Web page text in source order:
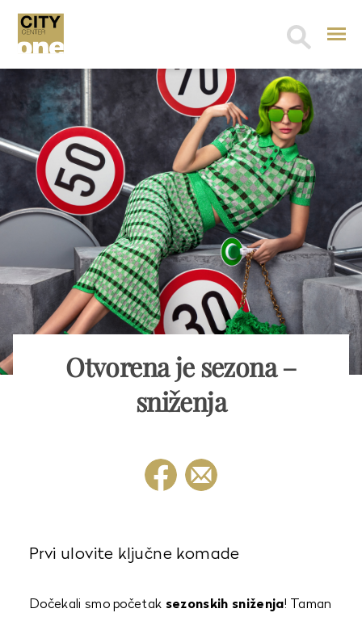
Search
Otvorena je sezona –
sniženja
Prvi ulovite ključne komade
Dočekali smo početak sezonskih sniženja! Taman